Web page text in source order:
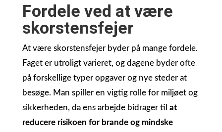
Fordele ved at være
skorstensfejer
At være skorstensfejer byder på mange fordele.
Faget er utroligt varieret, og dagene byder ofte
på forskellige typer opgaver og nye steder at
besøge. Man spiller en vigtig rolle for miljøet og
sikkerheden, da ens arbejde bidrager til at
reducere risikoen for brande og mindske